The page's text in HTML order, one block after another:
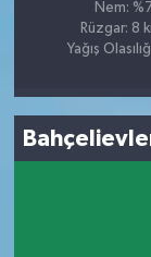
Nem:
Rüzgar: 8
Yağış